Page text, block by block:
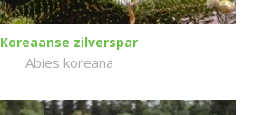
Koreaanse zilverspar
Abies koreana